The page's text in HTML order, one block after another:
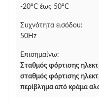
-20°C έως 50°C
Συχνότητα εισόδου:
50Hz
Επισημαίνω:
Σταθμός φόρτισης
σταθμός φόρτισης
περίβλημα από κράμα